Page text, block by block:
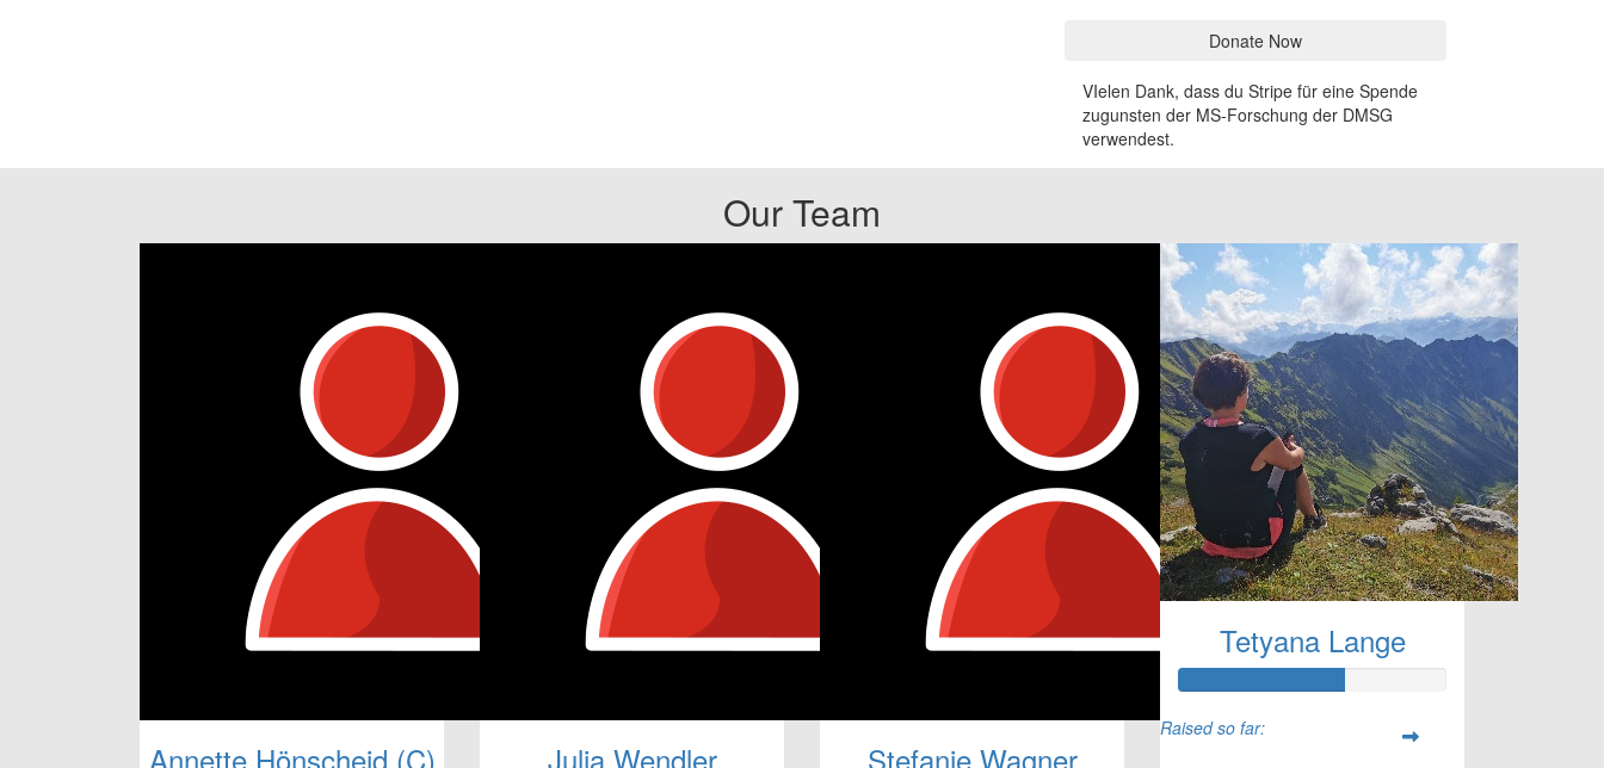
Donate Now
VIelen Dank, dass du Stripe für eine Spende
zugunsten der MS-Forschung der DMSG
verwendest.
Our Team
Annette Hönscheid (C) Julia Wendler Stefanie Wagner
Tetyana Lange
Raised so far: